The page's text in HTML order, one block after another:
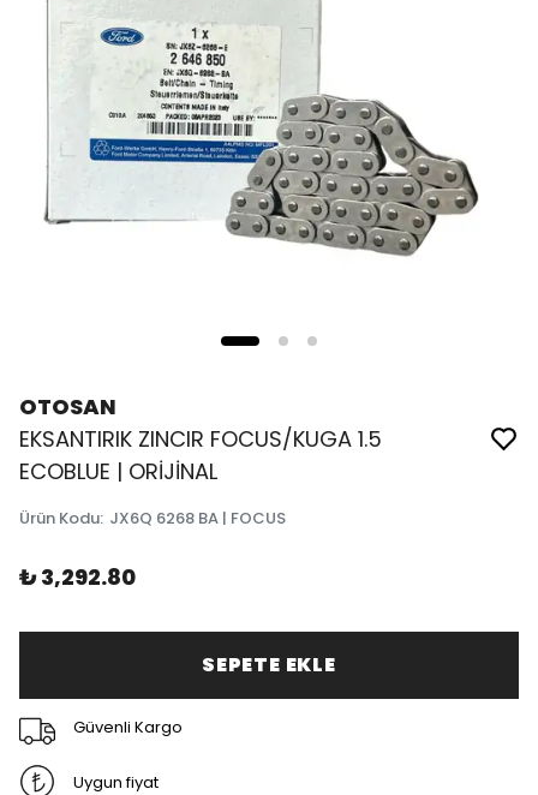
OTOSAN
EKSANTIRIK ZINCIR FOCUS/KUGA 1.5
ECOBLUE | ORİJİNAL
Ürün Kodu: JX6Q 6268 BA | FOCUS
₺ 3,292.80
SEPETE EKLE
Güvenli Kargo
Uygun fiyat